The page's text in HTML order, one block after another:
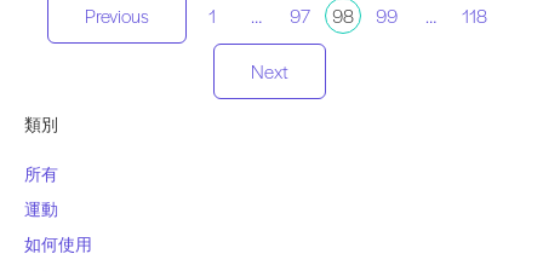
類別
所有
運動
如何使用
分
頁
Previous 1 … 97 98 99 … 118
Next